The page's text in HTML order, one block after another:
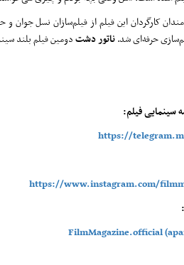
کارگردان این فیلم از فیلم‌سازان نسل جوان
ناتور دشتدومین فیلم بلند
سینمایی فیلم:
https://
https://www.instagram.com/